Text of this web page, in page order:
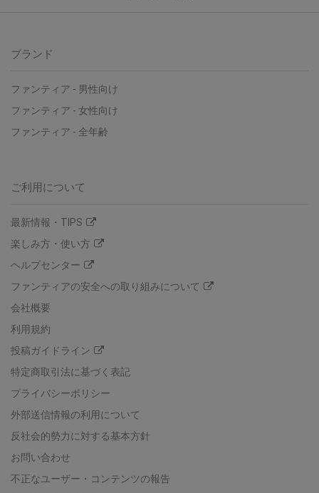
ブランド
ファンティア - 男性向け
ファンティア - 女性向け
ファンティア - 全年齢
ご利用について
最新情報・TIPS
楽しみ方・使い方
ヘルプセンター
ファンティアの安全への取り組みについて
会社概要
利用規約
投稿ガイドライン
特定商取引法に基づく表記
プライバシーポリシー
外部送信情報の利用について
反社会的勢力に対する基本方針
お問い合わせ
不正なユーザー・コンテンツの報告